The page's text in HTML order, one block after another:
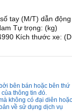
tay (M/T) dẫn động
Tự trọng: (kg)
Kích thước xe: (D
bên bán hoặc bên thứ
thông tin đó.
không có đại diên hoặc
về sử dụng dịch vụ